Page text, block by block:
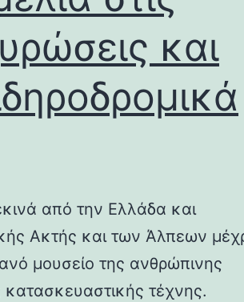
και
από την Ελλάδα και
Ακτής και των Άλπεων
μουσείο της ανθρώπινης
κατασκευαστικής τέχνης.